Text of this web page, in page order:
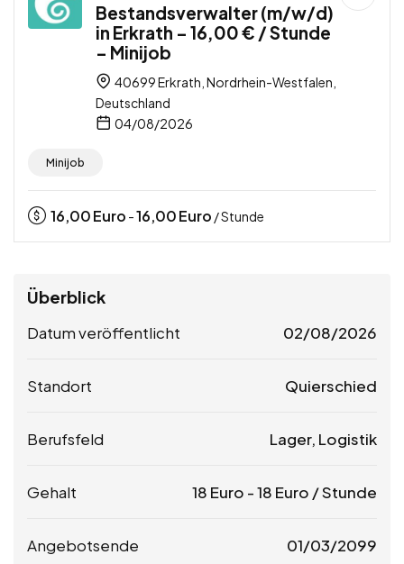
Bestandsverwalter (m/w/d)
in Erkrath – 16,00 € / Stunde
– Minijob
40699 Erkrath, Nordrhein-Westfalen,
Deutschland
04/08/2026
Minijob
16,00Euro -16,00Euro / Stunde
Überblick
Datum veröffentlicht 02/08/2026
Standort Quierschied
Berufsfeld Lager, Logistik
Gehalt 18 Euro -18 Euro / Stunde
Angebotsende 01/03/2099